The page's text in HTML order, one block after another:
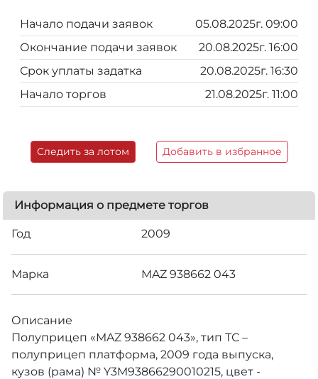
Начало подачи заявок
05.08.2025г. 09:00
Окончание подачи заявок
20.08.2025г. 16:00
Срок уплаты задатка
20.08.2025г. 16:30
Начало торгов
21.08.2025г. 11:00
Следить за лотом Добавить в избранное
Информация о предмете торгов
Год 2009
Марка MAZ 938662 043
Описание
Полуприцеп «MAZ 938662 043», тип ТС –
полуприцеп платформа, 2009 года выпуска,
кузов (рама) № Y3M93866290010215, цвет -